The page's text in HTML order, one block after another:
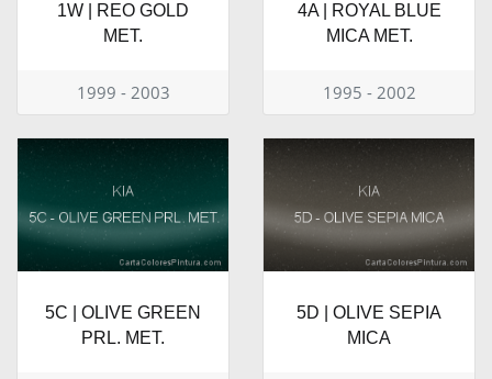
1W | REO GOLD
MET.
1999 - 2003
4A | ROYAL BLUE
MICA MET.
1995 - 2002
5C | OLIVE GREEN
PRL. MET.
5D | OLIVE SEPIA
MICA